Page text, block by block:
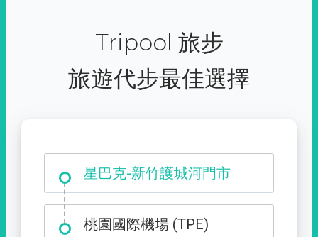
Tripool 旅步
旅遊代步最佳選擇
星巴克-新竹護城河門市
大霸尖山登山口
桃園國際機場 (TPE)